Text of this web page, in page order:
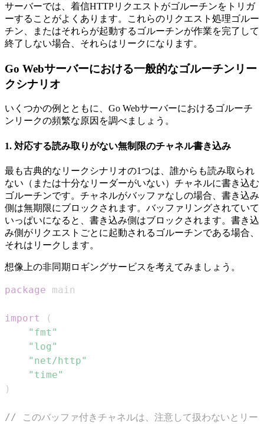
サーバーでは、着信HTTPリクエストがゴルーチンをトリガ
ーすることがよくあります。これらのリクエスト処理ゴルー
チン、またはそれらが起動するゴルーチンが作業を完了して
終了しない場合、それらはリークになります。
Go Webサーバーにおける一般的なゴルーチンリー
クシナリオ
いくつかの例とともに、Go Webサーバーにおけるゴルーチ
ンリークの頻繁な原因を調べましょう。
1. 対応する読み取りがない無制限のチャネル書き込み
最も古典的なリークシナリオの1つは、誰からも読み取られ
ない（または十分なリーダーがいない）チャネルに書き込む
ゴルーチンです。チャネルがバッファなしの場合、書き込み
側は無期限にブロックされます。バッファリングされていて
いっぱいになると、書き込み側はブロックされます。書き込
み側がリクエストごとに起動されるゴルーチンである場合、
それはリークします。
想像上の非同期ロギングサービスを考えてみましょう。
package
import
(
"fmt"
"log"
"net/http"
"time"
)
// このバッファ付きチャネルは、注意して扱わないとリー